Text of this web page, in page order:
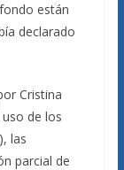
están
declarado
Cristina
de los
las
parcial de